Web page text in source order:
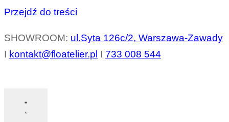
Przejdź do treści
SHOWROOM: ul.Syta 126c/2, Warszawa-Zawady
I kontakt@floatelier.pl I 733 008 544